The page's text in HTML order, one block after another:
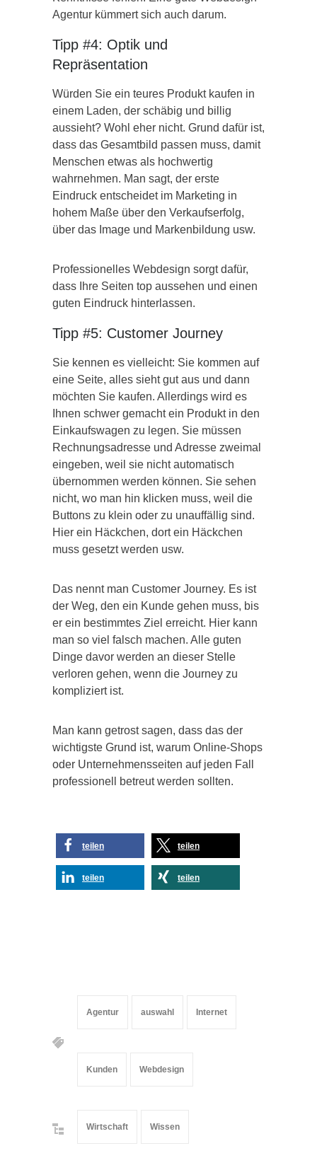
Agentur kümmert sich auch darum.
Tipp #4: Optik und
Repräsentation
Würden Sie ein teures Produkt kaufen in
einem Laden, der schäbig und billig
aussieht? Wohl eher nicht. Grund dafür ist,
dass das Gesamtbild passen muss, damit
Menschen etwas als hochwertig
wahrnehmen. Man sagt, der erste
Eindruck entscheidet im Marketing in
hohem Maße über den Verkaufserfolg,
über das Image und Markenbildung usw.
Professionelles Webdesign sorgt dafür,
dass Ihre Seiten top aussehen und einen
guten Eindruck hinterlassen.
Tipp #5: Customer Journey
Sie kennen es vielleicht: Sie kommen auf
eine Seite, alles sieht gut aus und dann
möchten Sie kaufen. Allerdings wird es
Ihnen schwer gemacht ein Produkt in den
Einkaufswagen zu legen. Sie müssen
Rechnungsadresse und Adresse zweimal
eingeben, weil sie nicht automatisch
übernommen werden können. Sie sehen
nicht, wo man hin klicken muss, weil die
Buttons zu klein oder zu unauffällig sind.
Hier ein Häckchen, dort ein Häckchen
muss gesetzt werden usw.
Das nennt man Customer Journey. Es ist
der Weg, den ein Kunde gehen muss, bis
er ein bestimmtes Ziel erreicht. Hier kann
man so viel falsch machen. Alle guten
Dinge davor werden an dieser Stelle
verloren gehen, wenn die Journey zu
kompliziert ist.
Man kann getrost sagen, dass das der
wichtigste Grund ist, warum Online-Shops
oder Unternehmensseiten auf jeden Fall
professionell betreut werden sollten.
teilen teilen
teilen teilen
Agentur auswahl Internet
Kunden Webdesign
Wirtschaft Wissen